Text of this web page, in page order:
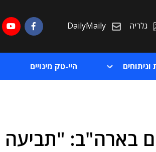
גלריה DailyMaily
וניתוחים היי-טק מינויים
בארה"ב: "תביעה